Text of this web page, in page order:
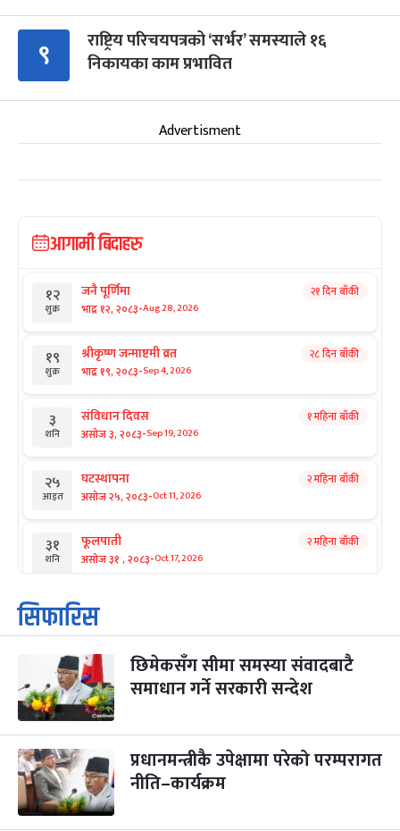
९
राष्ट्रिय परिचयपत्रको ‘सर्भर’ समस्याले १६
निकायका काम प्रभावित
Advertisment
आगामी बिदाहरु
१२
शुक्र
जनै पूर्णिमा
भाद्र १२, २०८३-Aug 28, 2026
२१ दिन बाँकी
१९
शुक्र
श्रीकृष्ण जन्माष्टमी व्रत
भाद्र १९, २०८३-Sep 4, 2026
२८ दिन बाँकी
३
शनि
संविधान दिवस
असोज ३, २०८३-Sep 19, 2026
१ महिना बाँकी
२५
आइत
घटस्थापना
असोज २५, २०८३-Oct 11, 2026
२ महिना बाँकी
३१
शनि
फूलपाती
असोज ३१ , २०८३-Oct 17, 2026
२ महिना बाँकी
१
आइत
कार्तिक सङ्क्रान्ति
कार्तिक १, २०८३
३
मंगल
महानवमी
कार्तिक ३, २०८३-Oct 20, 2026
२ महिना बाँकी
४
बुध कार्तिक ४, २०८३ Oct 21, 2026
५
बिहि
पापा‌ङ्कुशा एकादशी व्रत
कार्तिक ५, २०८३
सिफारिस
छिमेकसँग सीमा समस्या संवादबाटै
समाधान गर्ने सरकारी सन्देश
प्रधानमन्त्रीकै उपेक्षामा परेको परम्परागत
नीति–कार्यक्रम